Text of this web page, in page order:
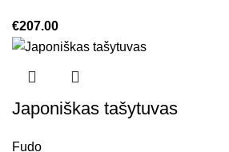
€207.00
Japoniškas tašytuvas
Fudo